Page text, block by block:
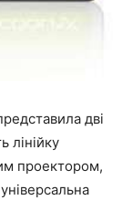
дві
лінійку
проектором,